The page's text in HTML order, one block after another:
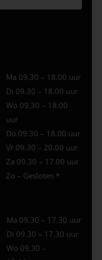
Ma 09.30 – 18.00 uur
Di 09.30 – 18.00 uur
Wo 09.30 – 18.00
uur
Do 09.30 – 18.00 uur
Vr 09.30 – 20.00 uur
Za 09.30 – 17.00 uur
Zo – Gesloten *
Ma 09.30 – 17.30 uur
Di 09.30 – 17.30 uur
Wo 09.30 –